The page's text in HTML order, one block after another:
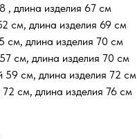
длина изделия 67 см
см, длина изделия 69 см
длина изделия 70 см
см, длина изделия 70 см
см, длина изделия 72 см
см, длина изделия 76 см